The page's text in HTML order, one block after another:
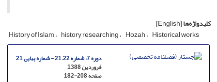
کلیدواژه‌ها[English]
History of Islam history researching Hozah Historical works
دوره 7، شماره 21.22 - شماره پیاپی 21
فروردین 1388
صفحه182-208